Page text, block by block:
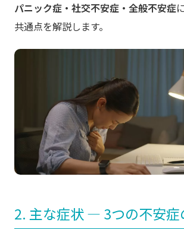
パニック症・社交不安症・全般不安症
共通点を解説します。
2. 主な症状 ― 3つの不安症